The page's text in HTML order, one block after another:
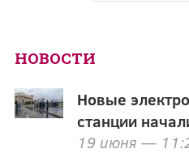
НОВОСТИ
Новые
станции
19 июня —